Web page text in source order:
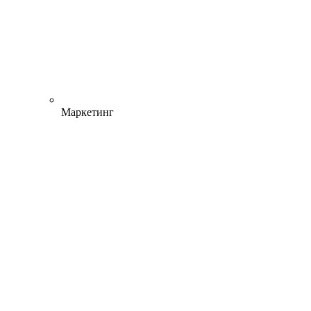
Маркетинг